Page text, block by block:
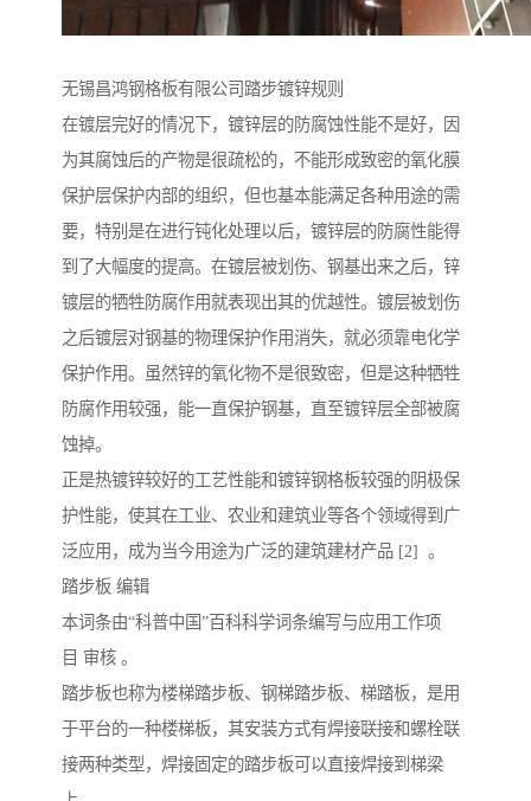
无锡昌鸿钢格板有限公司踏步镀锌规则
在镀层完好的情况下，镀锌层的防腐蚀性能不是好，因
为其腐蚀后的产物是很疏松的，不能形成致密的氧化膜
保护层保护内部的组织，但也基本能满足各种用途的需
要，特别是在进行钝化处理以后，镀锌层的防腐性能得
到了大幅度的提高。在镀层被划伤、钢基出来之后，锌
镀层的牺牲防腐作用就表现出其的优越性。镀层被划伤
之后镀层对钢基的物理保护作用消失，就必须靠电化学
保护作用。虽然锌的氧化物不是很致密，但是这种牺牲
防腐作用较强，能一直保护钢基，直至镀锌层全部被腐
蚀掉。
正是热镀锌较好的工艺性能和镀锌钢格板较强的阴极保
护性能，使其在工业、农业和建筑业等各个领域得到广
泛应用，成为当今用途为广泛的建筑建材产品 [2] 。
踏步板 编辑
本词条由“科普中国”百科科学词条编写与应用工作项
目 审核 。
踏步板也称为楼梯踏步板、钢梯踏步板、梯踏板，是用
于平台的一种楼梯板，其安装方式有焊接联接和螺栓联
接两种类型，焊接固定的踏步板可以直接焊接到梯梁